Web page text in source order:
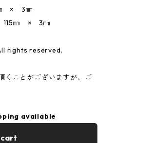
× 3㎜
㎜ × 3㎜
rights reserved.
くことがございますが、ご
available